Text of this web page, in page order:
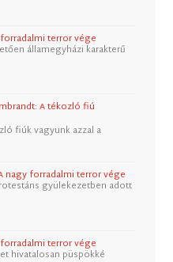
terror vége
államegyházi karakterű
A tékozló fiú
fiúk vagyunk azzal a
nagy forradalmi terror vége
gyülekezetben adott
terror vége
hivatalosan püspökké